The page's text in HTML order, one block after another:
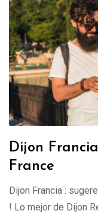
Dijon
France
Dijon Francia :
! Lo mejor de Dijon